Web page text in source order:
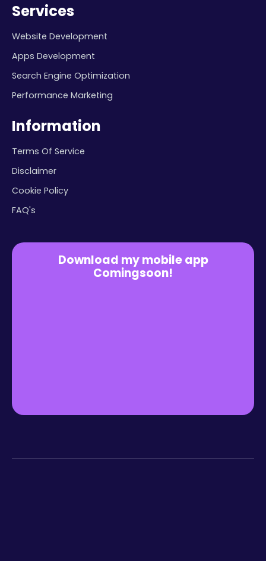
Services
Website Development
Apps Development
Search Engine Optimization
Performance Marketing
Information
Terms Of Service
Disclaimer
Cookie Policy
FAQ's
Download my mobile app
Comingsoon!